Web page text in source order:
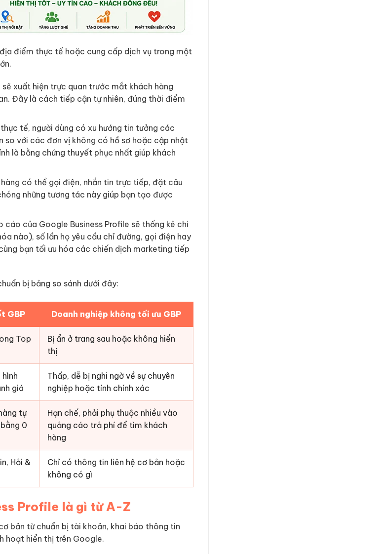
điểm thực tế hoặc cung cấp dịch vụ trong một
sẽ xuất hiện trực quan trước mắt khách hàng
Đây là cách tiếp cận tự nhiên, đúng thời điểm
tế, người dùng có xu hướng tin tưởng các
so với các đơn vị không có hồ sơ hoặc cập nhật
là bằng chứng thuyết phục nhất giúp khách
hàng có thể gọi điện, nhắn tin trực tiếp, đặt câu
những tương tác này giúp bạn tạo được
cáo của Google Business Profile sẽ thống kê chi
nào), số lần họ yêu cầu chỉ đường, gọi điện hay
bạn tối ưu hóa các chiến dịch marketing tiếp
bị bảng so sánh dưới đây:
GBP Doanh nghiệp không tối ưu GBP
Top
Bị ẩn ở trang sau hoặc không hiển
thị
giá
Thấp, dễ bị nghi ngờ về sự chuyên
nghiệp hoặc tính chính xác
tự
0
Hạn chế, phải phụ thuộc nhiều vào
quảng cáo trả phí để tìm khách
hàng
Hỏi &
Chỉ có thông tin liên hệ cơ bản hoặc
không có gì
Profile là gì từ A-Z
bản từ chuẩn bị tài khoản, khai báo thông tin
hoạt hiển thị trên Google.